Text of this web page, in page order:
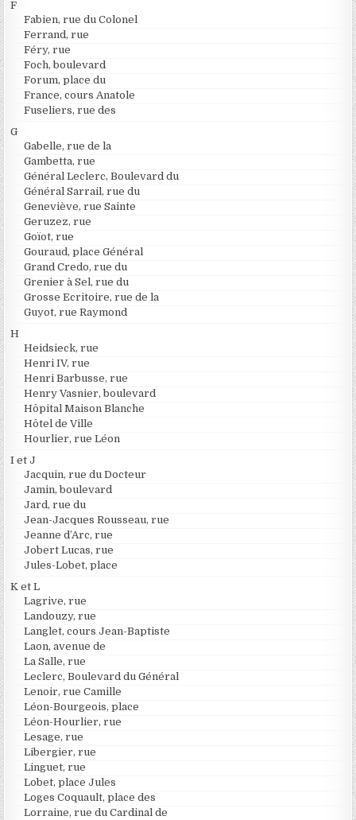
F
Fabien, rue du Colonel
Ferrand, rue
Féry, rue
Foch, boulevard
Forum, place du
France, cours Anatole
Fuseliers, rue des
G
Gabelle, rue de la
Gambetta, rue
Général Leclerc, Boulevard du
Général Sarrail, rue du
Geneviève, rue Sainte
Geruzez, rue
Goïot, rue
Gouraud, place Général
Grand Credo, rue du
Grenier à Sel, rue du
Grosse Ecritoire, rue de la
Guyot, rue Raymond
H
Heidsieck, rue
Henri IV, rue
Henri Barbusse, rue
Henry Vasnier, boulevard
Hôpital Maison Blanche
Hôtel de Ville
Hourlier, rue Léon
I et J
Jacquin, rue du Docteur
Jamin, boulevard
Jard, rue du
Jean-Jacques Rousseau, rue
Jeanne d’Arc, rue
Jobert Lucas, rue
Jules-Lobet, place
K et L
Lagrive, rue
Landouzy, rue
Langlet, cours Jean-Baptiste
Laon, avenue de
La Salle, rue
Leclerc, Boulevard du Général
Lenoir, rue Camille
Léon-Bourgeois, place
Léon-Hourlier, rue
Lesage, rue
Libergier, rue
Linguet, rue
Lobet, place Jules
Loges Coquault, place des
Lorraine, rue du Cardinal de